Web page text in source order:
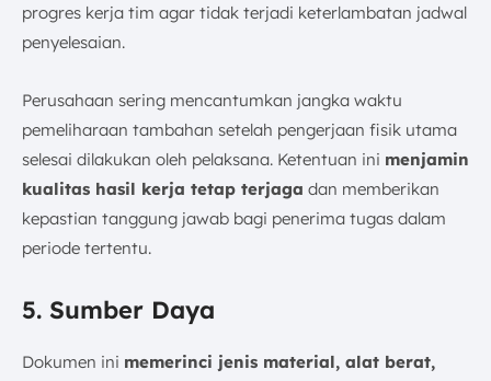
progres kerja tim agar tidak terjadi keterlambatan jadwal
penyelesaian.
Perusahaan sering mencantumkan jangka waktu
pemeliharaan tambahan setelah pengerjaan fisik utama
selesai dilakukan oleh pelaksana. Ketentuan ini menjamin
kualitas hasil kerja tetap terjaga dan memberikan
kepastian tanggung jawab bagi penerima tugas dalam
periode tertentu.
5. Sumber Daya
Dokumen ini memerinci jenis material, alat berat,